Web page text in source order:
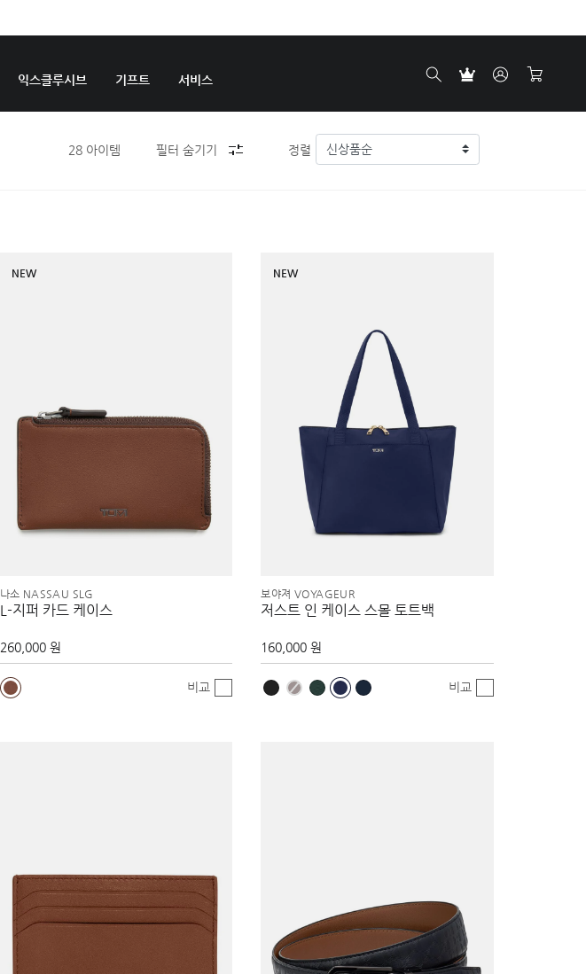
익스클루시브 기프트 서비스
28아이템 필터 숨기기 정렬
NEW
나소 NASSAU SLG
L-지퍼 카드 케이스
260,000 원
비교
NEW
보야져 VOYAGEUR
저스트 인 케이스 스몰 토트백
160,000 원
비교